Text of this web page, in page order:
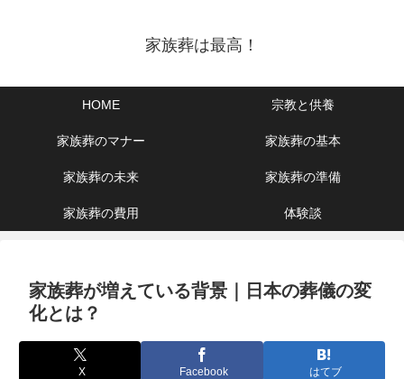
家族葬は最高！
HOME 宗教と供養
家族葬のマナー 家族葬の基本
家族葬の未来 家族葬の準備
家族葬の費用 体験談
家族葬が増えている背景｜日本の葬儀の変
化とは？
X Facebook はてブ